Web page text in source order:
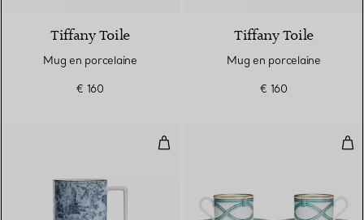
Tiffany Toile
Mug en porcelaine
€ 160
Tiffany Toile
Mug en porcelaine
€ 160
Mug en porcelaine